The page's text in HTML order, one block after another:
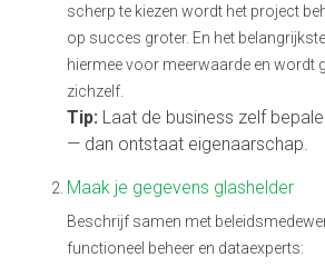
scherp te kiezen wordt het project
op succes groter. En het
hiermee voor meerwaarde en wordt
zichzelf.
Tip: Laat de business zelf
— dan ontstaat eigenaarschap.
Maak je gegevens glashelder
Beschrijf samen met
functioneel beheer en dataexperts: